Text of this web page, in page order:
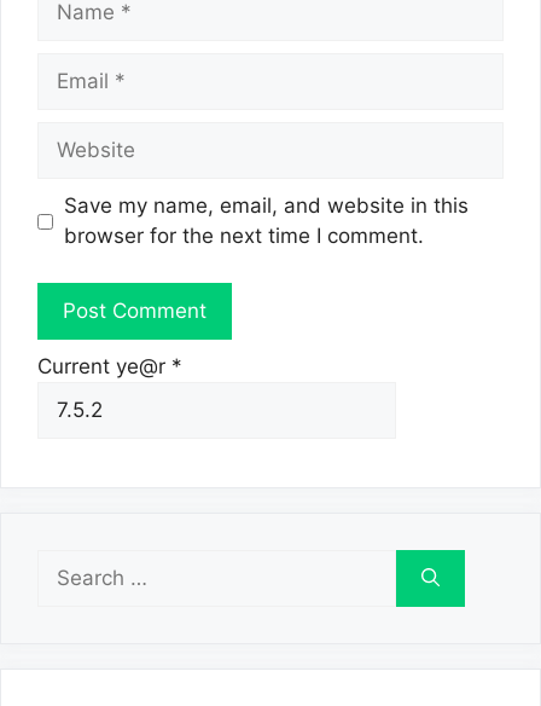
Email
Website
Save my name, email, and website in this
browser for the next time I comment.
Current ye@r *
for: